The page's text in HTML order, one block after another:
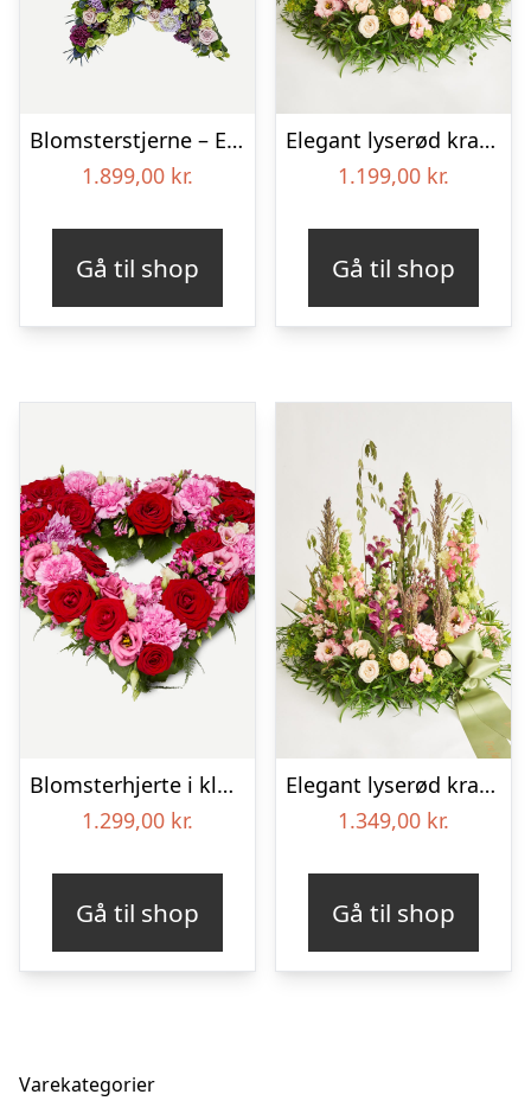
Blomsterstjerne – Et eksklusivt farvel
1.899,00 kr.
Gå til shop
Elegant lyserød krans
1.199,00 kr.
Gå til shop
Blomsterhjerte i klassisk stil – pink
1.299,00 kr.
Gå til shop
Elegant lyserød krans med bånd
1.349,00 kr.
Gå til shop
Varekategorier